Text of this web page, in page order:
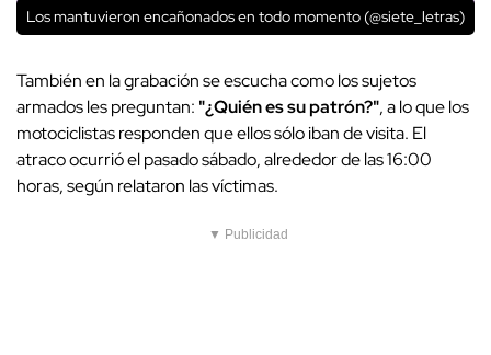
Los mantuvieron encañonados en todo momento (@siete_letras)
También en la grabación se escucha como los sujetos
armados les preguntan: "¿Quién es su patrón?", a lo que los
motociclistas responden que ellos sólo iban de visita. El
atraco ocurrió el pasado sábado, alrededor de las 16:00
horas, según relataron las víctimas.
▼ Publicidad